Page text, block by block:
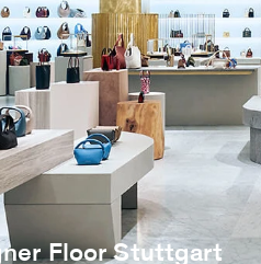
Floor Stuttgart